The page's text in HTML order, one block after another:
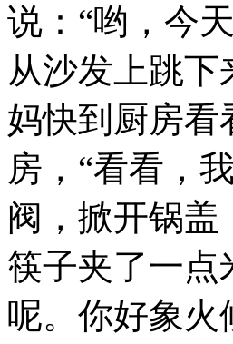
说：“哟，今
从沙发上跳
妈快到厨房看
房，“看看，
阀，掀开锅盖
筷子夹了一点
呢。你好象火